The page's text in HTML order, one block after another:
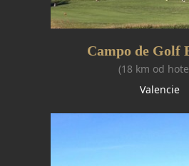
Campo de Golf
(18 km od
Valencie